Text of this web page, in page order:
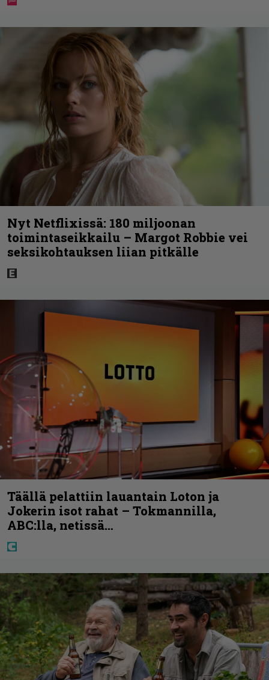
Nyt Netflixissä: 180 miljoonan
toimintaseikkailu – Margot Robbie vei
seksikohtauksen liian pitkälle
Täällä pelattiin lauantain Loton ja
Jokerin isot rahat – Tokmannilla,
ABC:lla, netissä…